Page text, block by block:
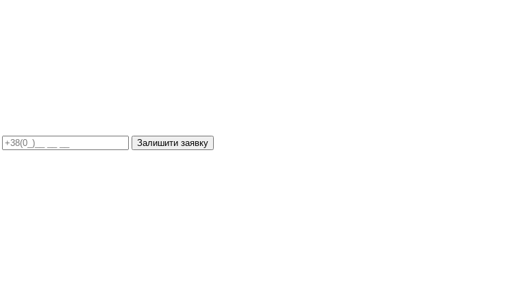
Залишити заявку